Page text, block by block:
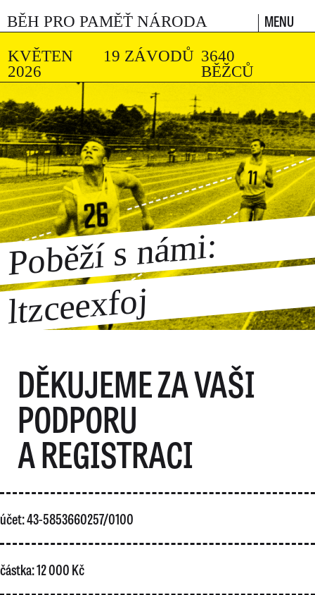
BĚH PRO PAMĚŤ NÁRODA MENU
KVĚTEN
2026
19 ZÁVODŮ 3640
BĚŽCŮ
Poběží s námi:
ltzceexfoj
DĚKUJEME ZA VAŠI
PODPORU
A REGISTRACI
účet: 43-5853660257/0100
částka: 12 000 Kč